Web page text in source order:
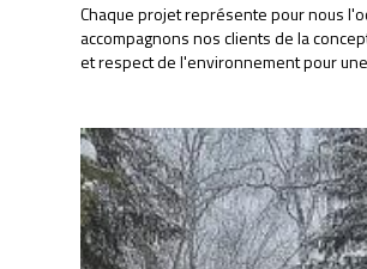
Chaque projet représente pour nous
accompagnons nos clients de la
et respect de l'environnement pour